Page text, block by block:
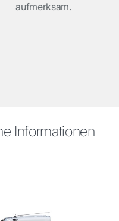
aufmerksam.
Informationen